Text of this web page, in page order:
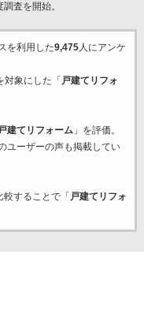
査を開始。
を利用した9,475人にアンケ
対象にした「 戸建てリフォ
建てリフォーム」を評価。
ユーザーの声も掲載してい
することで「 戸建てリフォ